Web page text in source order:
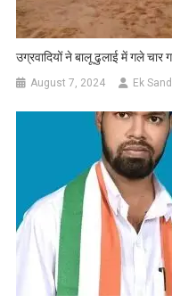
उग्रवादियों ने बालू ढुलाई में गले चार
August 7, 2024 Ek